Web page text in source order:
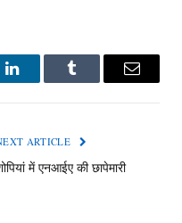
LinkedInTumblr Email
ARTICLE
में एनआईए की छापेमारी